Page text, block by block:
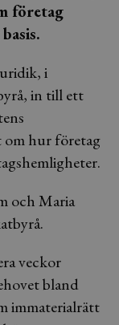
företag
i
in till ett
om hur företag
och Maria
veckor
bland
immaterialrätt